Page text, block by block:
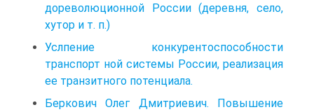
дореволюционной России (деревня, село,
хутор и т. п.)
Услпение конкурентоспособности
транспорт ной системы России, реализация
ее транзитного потенциала.
Беркович Олег Дмитриевич. Повышение